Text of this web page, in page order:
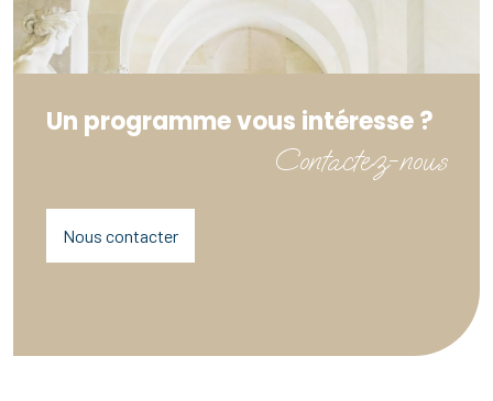
Un programme vous intéresse ?
Contactez-nous
Nous contacter